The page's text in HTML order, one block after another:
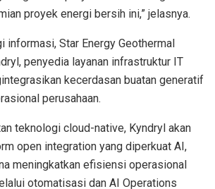
proyek energi bersih ini,” jelasnya.
informasi, Star Energy Geothermal
penyedia layanan infrastruktur IT
kecerdasan buatan generatif
perusahaan.
teknologi cloud-native, Kyndryl akan
open integration yang diperkuat AI,
meningkatkan efisiensi operasional
otomatisasi dan AI Operations